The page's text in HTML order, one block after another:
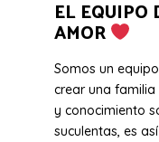
EL EQUIPO
AMOR
Somos un
crear una
y conocimiento
suculentas, es